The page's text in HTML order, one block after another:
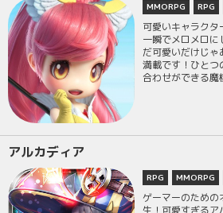
MMORPG RPG
可愛いキャラク
一瞬でメロメロ
だ可愛いだけじ
満載です！ひとつ
合わせができる魔
アルカディア
RPG MMORPG
ゲーマーのため